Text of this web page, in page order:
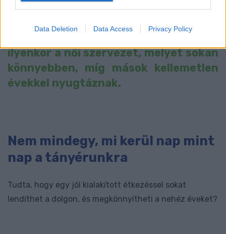
Data Deletion Data Access Privacy Policy
változókor magában hordozza a
tényt: bizony, sok minden
ilyenkor a női szervezet, melyet sokan
könnyebben, míg mások kellemetlen
évekkel nyugtáznak.
Nem mindegy, mi kerül nap mint
nap a tányérunkra
Tudta, hogy egy jól kialakított étkezéssel sokat
lendíthet a dolgon, és megkönnyítheti a nehéz éveket?